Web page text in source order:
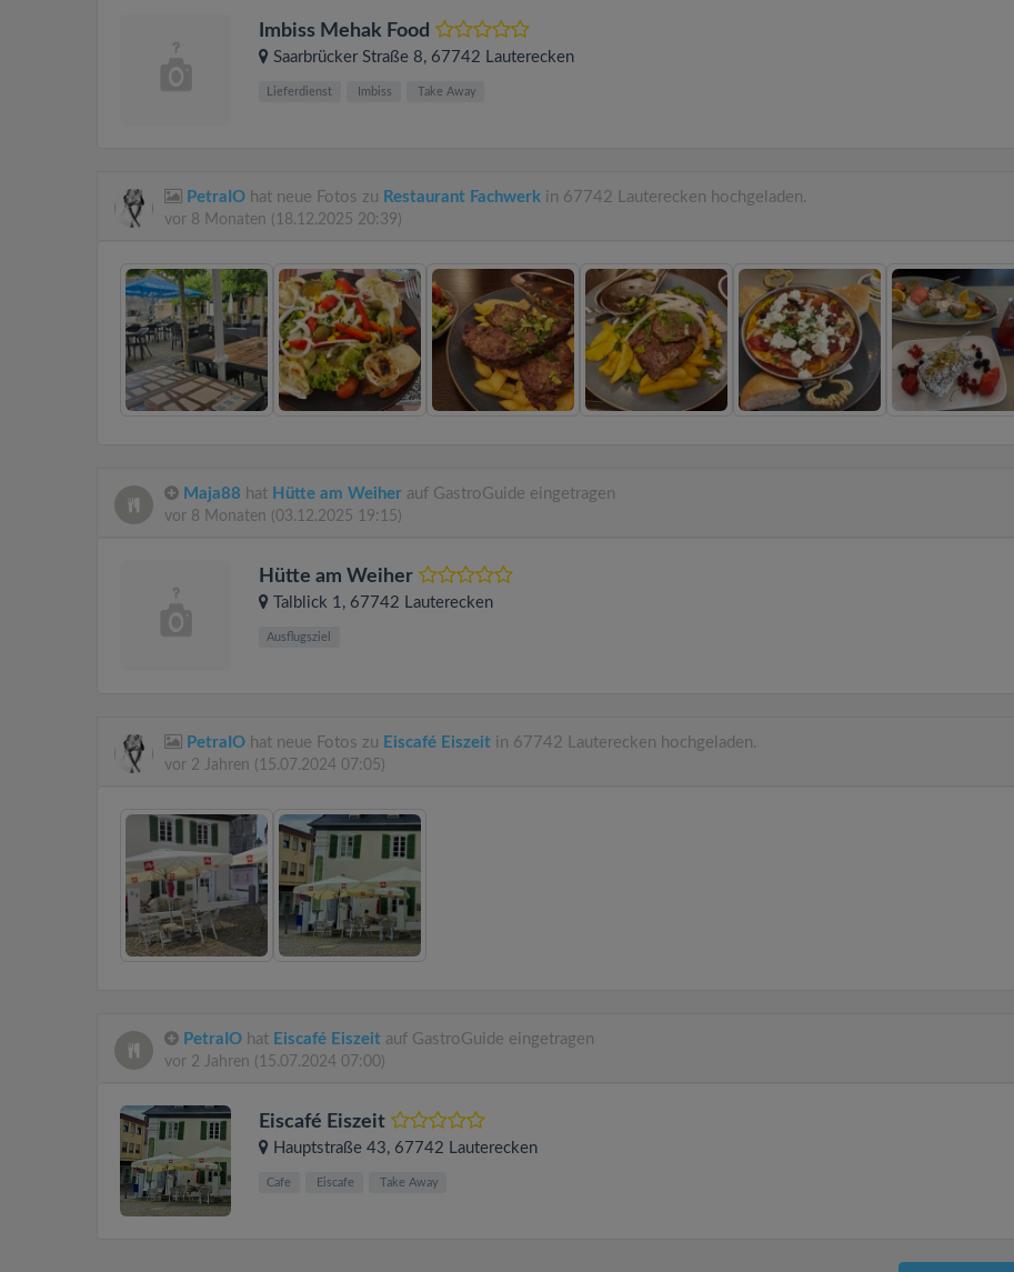
Imbiss Mehak Food
Saarbrücker Straße 8, 67742 Lauterecken
Lieferdienst Imbiss Take Away
PetraIO hat neue Fotos zu Restaurant Fachwerk in 67742 Lauterecken hochgeladen.
vor 8 Monaten (18.12.2025 20:39)
Maja88 hat Hütte am Weiher auf GastroGuide eingetragen
vor 8 Monaten (03.12.2025 19:15)
Hütte am Weiher
Talblick 1 , 67742 Lauterecken
Ausflugsziel
PetraIO hat neue Fotos zu Eiscafé Eiszeit in 67742 Lauterecken hochgeladen.
vor 2 Jahren (15.07.2024 07:05)
PetraIO hat Eiscafé Eiszeit auf GastroGuide eingetragen
vor 2 Jahren (15.07.2024 07:00)
Eiscafé Eiszeit
Hauptstraße 43, 67742 Lauterecken
Cafe Eiscafe Take Away